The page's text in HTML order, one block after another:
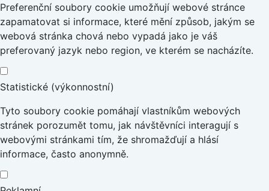
Preferenční soubory cookie umožňují webové stránce
zapamatovat si informace, které mění způsob, jakým se
webová stránka chová nebo vypadá jako je váš
preferovaný jazyk nebo region, ve kterém se nacházíte.
Statistické (výkonnostní)
Tyto soubory cookie pomáhají vlastníkům webových
stránek porozumět tomu, jak návštěvníci interagují s
webovými stránkami tím, že shromažďují a hlásí
informace, často anonymně.